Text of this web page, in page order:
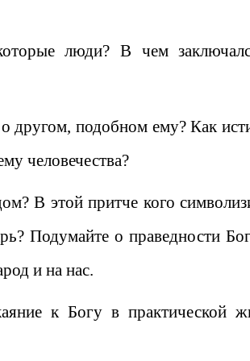
люди? В чем
другом, подобном ему? Как
человечества?
В этой притче кого
Подумайте о праведности
и на нас.
к Богу в практической